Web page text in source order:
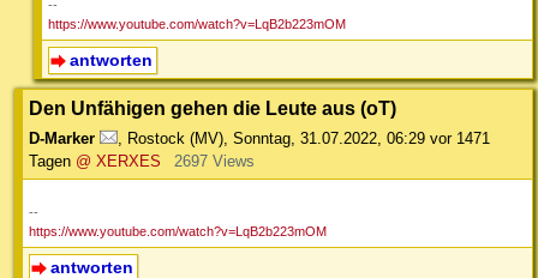
--
https://www.youtube.com/watch?v=LqB2b223mOM
antworten
Den Unfähigen gehen die Leute aus (oT)
D-Marker Rostock (MV) Sonntag, 31.07.2022, 06:29 vor 1471
Tagen @ XERXES 2697 Views
--
https://www.youtube.com/watch?v=LqB2b223mOM
antworten